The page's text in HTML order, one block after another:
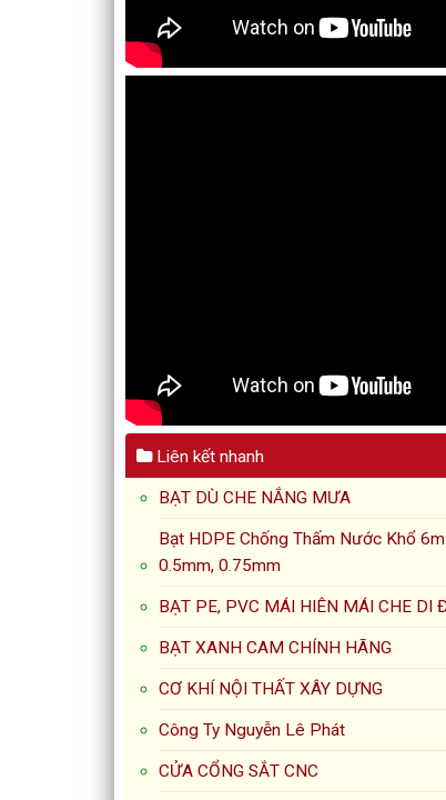
Liên kết nhanh
BẠT DÙ CHE NẮNG MƯA
Bạt HDPE Chống Thấm Nước Khổ
0.5mm, 0.75mm
BẠT PE, PVC MÁI HIÊN MÁI CHE DI
BẠT XANH CAM CHÍNH HÃNG
CƠ KHÍ NỘI THẤT XÂY DỰNG
Công Ty Nguyễn Lê Phát
CỬA CỔNG SẮT CNC